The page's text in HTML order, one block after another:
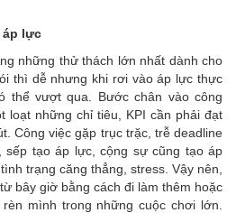
áp lực
những thử thách lớn nhất dành cho
thì dễ nhưng khi rơi vào áp lực thực
thể vượt qua. Bước chân vào công
loạt những chỉ tiêu, KPI cần phải đạt
Công việc gặp trục trặc, trễ deadline
sếp tạo áp lực, cộng sự cũng tạo áp
trạng căng thẳng, stress. Vậy nên,
bây giờ bằng cách đi làm thêm hoặc
mình trong những cuộc chơi lớn.